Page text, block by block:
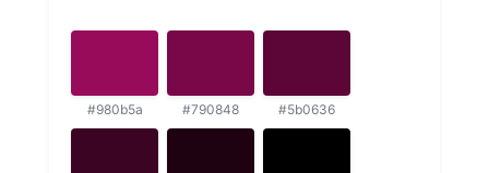
#980b5a #790848 #5b0636